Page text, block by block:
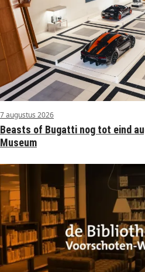
7 augustus 2026
Beasts of Bugatti nog tot eind
Museum